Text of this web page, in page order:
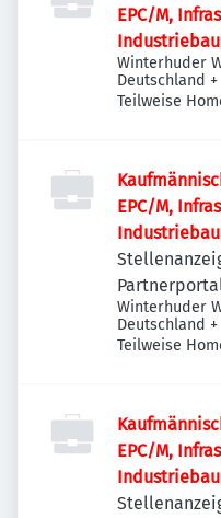
EPC/M,
Winterhuder
Deutschland +
Teilweise
EPC/M,
Winterhuder
Deutschland +
Teilweise
EPC/M,